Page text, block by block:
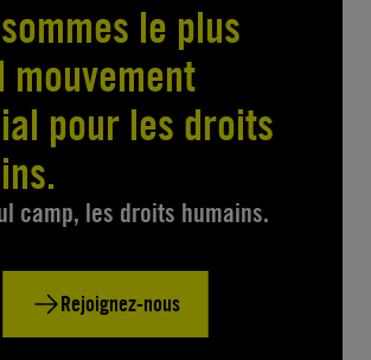
le plus
mouvement
pour les droits
camp, les droits humains.
Rejoignez-nous